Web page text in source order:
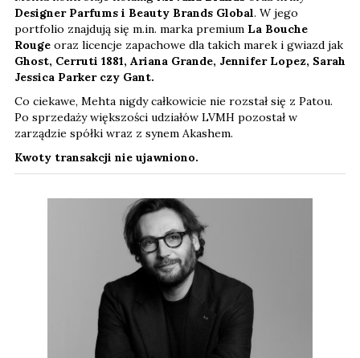
Designer Parfums i Beauty Brands Global. W jego
portfolio znajdują się m.in. marka premium La Bouche
Rouge oraz licencje zapachowe dla takich marek i gwiazd jak
Ghost, Cerruti 1881, Ariana Grande, Jennifer Lopez, Sarah
Jessica Parker czy Gant.
Co ciekawe, Mehta nigdy całkowicie nie rozstał się z Patou.
Po sprzedaży większości udziałów LVMH pozostał w
zarządzie spółki wraz z synem Akashem.
Kwoty transakcji nie ujawniono.